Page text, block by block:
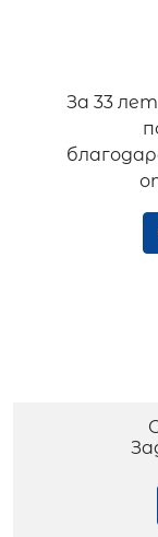
За 33